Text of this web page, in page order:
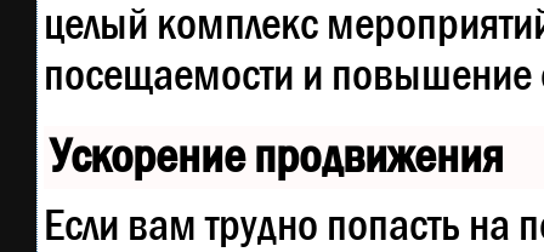
целый комплекс
посещаемости и повышение
Ускорение продвижения
Если вам трудно попасть на